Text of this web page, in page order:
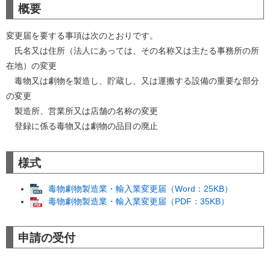
概要
変更届を要する事項は次のとおりです。
氏名又は住所（法人にあっては、その名称又は主たる事務所の所
在地）の変更
毒物又は劇物を製造し、貯蔵し、又は運搬する設備の重要な部分
の変更
製造所、営業所又は店舗の名称の変更
登録に係る毒物又は劇物の品目の廃止
様式
毒物劇物製造業・輸入業変更届（Word：25KB）
毒物劇物製造業・輸入業変更届（PDF：35KB）
申請の受付